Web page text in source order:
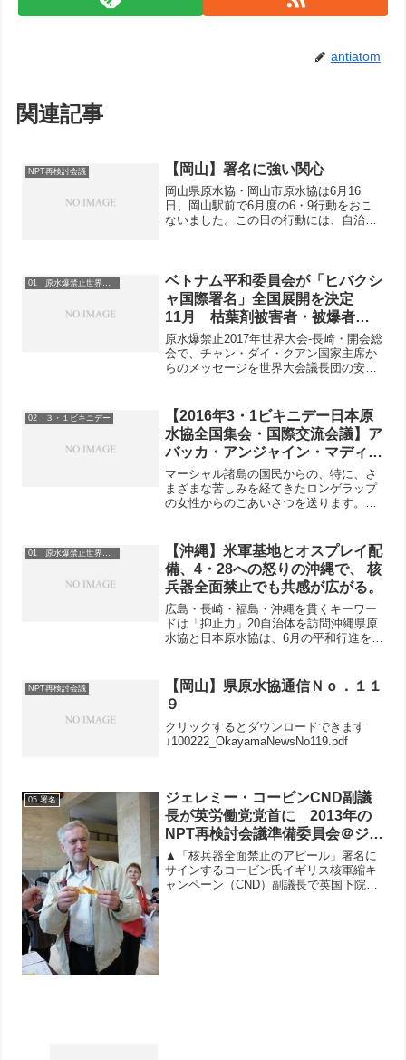
antiatom
関連記事
NPT再検討会議 【岡山】署名に強い関心
岡山県原水協・岡山市原水協は6月16
日、岡山駅前で6月度の6・9行動をおこ
ないました。この日の行動には、自治労
593円のカンパが寄...
01 原水爆禁止世界大会
ベトナム平和委員会が「ヒバクシ
ャ国際署名」全国展開を決定
11月 枯葉剤被害者・被爆者支
援代表団 派遣へ
原水爆禁止2017年世界大会-長崎・開会総
会で、チャン・ダイ・クアン国家主席か
らのメッセージを世界大会議長団の安斎
月7日）ベトナム平和委員会のドン・フ
ィ・クォン事務...
02 ３・１ビキニデー
【2016年3・1ビキニデー日本原
水協全国集会・国際交流会議】ア
バッカ・アンジャイン・マディソ
ンさん（ロンゲラップ環礁・マー
シャル諸島共和国元上院議員）の
スピーチ
マーシャル諸島の国民からの、特に、さ
まざまな苦しみを経てきたロンゲラップ
の女性からのごあいさつを送ります。
す。日本を訪れ、正義のためにたたかっ
ている友人のみなさん...
01 原水爆禁止世界大会
【沖縄】米軍基地とオスプレイ配
備、4・28への怒りの沖縄で、 核
兵器全面禁止でも共感が広がる。
広島・長崎・福島・沖縄を貫くキーワー
ドは「抑止力」20自治体を訪問沖縄県原
水協と日本原水協は、6月の平和行進を前
28日にオスプレイ配備反対、米軍基地の
県外移設で...
NPT再検討会議
【岡山】県原水協通信Ｎｏ．１１
９
クリックするとダウンロードできます
↓100222_OkayamaNewsNo119.pdf
05 署名
ジェレミー・コービンCND副議
長が英労働党党首に 2013年の
NPT再検討会議準備委員会＠ジュ
ネーブでは日本原水協の原爆展会
場で「核兵器全面禁止のアピー
ル」署名にサイン
▲「核兵器全面禁止のアピール」署名に
サインするコービン氏イギリス核軍縮キ
ャンペーン（CND）副議長で英国下院議